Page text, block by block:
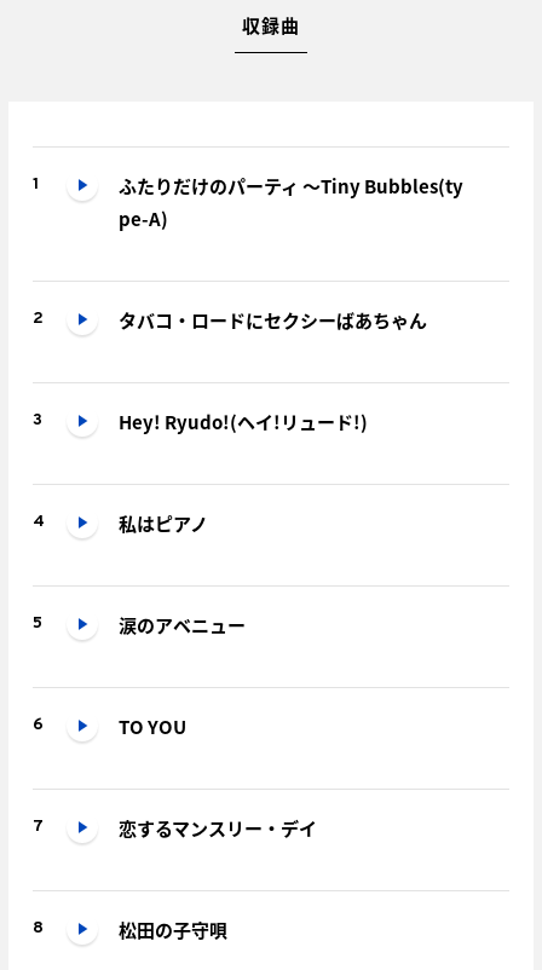
収録曲
1
ふたりだけのパーティ ～Tiny Bubbles(ty
pe-A)
2 タバコ・ロードにセクシーばあちゃん
3 Hey! Ryudo!(ヘイ!リュード!)
4 私はピアノ
5 涙のアベニュー
6 TO YOU
7 恋するマンスリー・デイ
8 松田の子守唄